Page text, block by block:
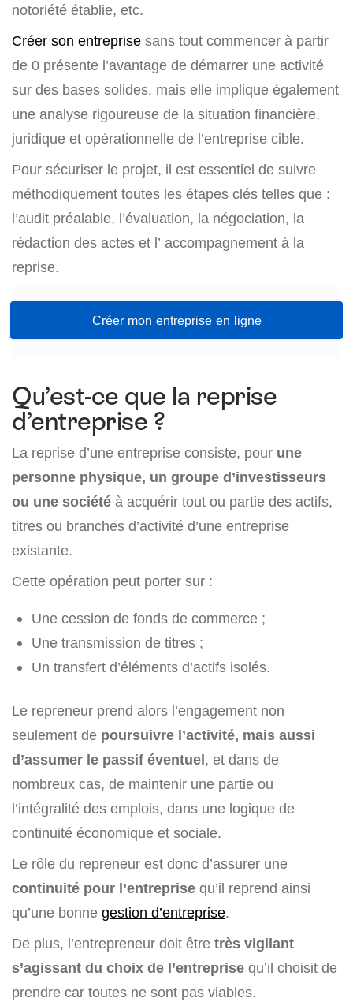
notoriété établie, etc.
Créer son entreprise sans tout commencer à partir
de 0 présente l’avantage de démarrer une activité
sur des bases solides, mais elle implique également
une analyse rigoureuse de la situation financière,
juridique et opérationnelle de l’entreprise cible.
Pour sécuriser le projet, il est essentiel de suivre
méthodiquement toutes les étapes clés telles que :
l’audit préalable, l’évaluation, la négociation, la
rédaction des actes et l’ accompagnement à la
reprise.
Créer mon entreprise en ligne
Qu’est-ce que la reprise
d’entreprise ?
La reprise d’une entreprise consiste, pour une
personne physique, un groupe d’investisseurs
ou une société à acquérir tout ou partie des actifs,
titres ou branches d’activité d’une entreprise
existante.
Cette opération peut porter sur :
Une cession de fonds de commerce ;
Une transmission de titres ;
Un transfert d’éléments d’actifs isolés.
Le repreneur prend alors l’engagement non
seulement de poursuivre l’activité, mais aussi
d’assumer le passif éventuel, et dans de
nombreux cas, de maintenir une partie ou
l’intégralité des emplois, dans une logique de
continuité économique et sociale.
Le rôle du repreneur est donc d’assurer une
continuité pour l’entreprise qu’il reprend ainsi
qu’une bonne gestion d’entreprise.
De plus, l’entrepreneur doit être très vigilant
s’agissant du choix de l’entreprise qu’il choisit de
prendre car toutes ne sont pas viables.